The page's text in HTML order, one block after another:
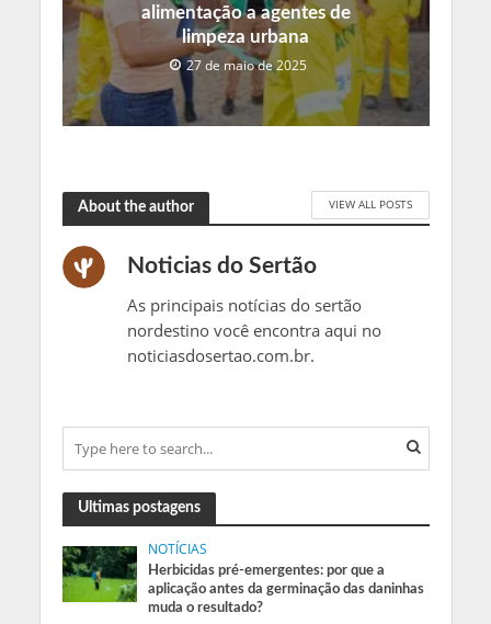
alimentação a agentes de
limpeza urbana
27 de maio de 2025
About the author VIEW ALL POSTS
Noticias do Sertão
As principais notícias do sertão
nordestino você encontra aqui no
noticiasdosertao.com.br.
Ultimas postagens
NOTÍCIAS
Herbicidas pré-emergentes: por que a
aplicação antes da germinação das daninhas
muda o resultado?